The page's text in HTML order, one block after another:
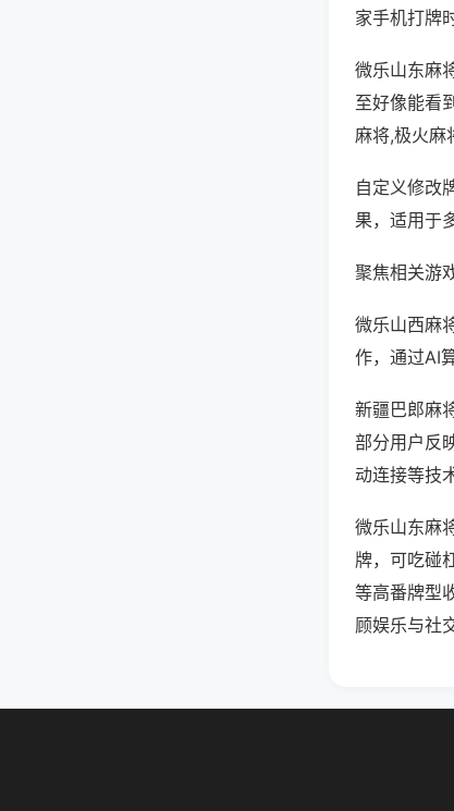
家手机打牌
微乐山东麻
至好像能看
麻将,极火麻
自定义修改
果，适用于
聚焦相关游
微乐山西麻
作，通过AI
新疆巴郎麻
部分用户反
动连接等技
微乐山东麻
牌，可吃碰
等高番牌型
顾娱乐与社交